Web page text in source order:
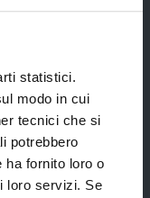
statistici.
modo in cui
tecnici che si
potrebbero
ha fornito loro o
loro servizi. Se
Emilia